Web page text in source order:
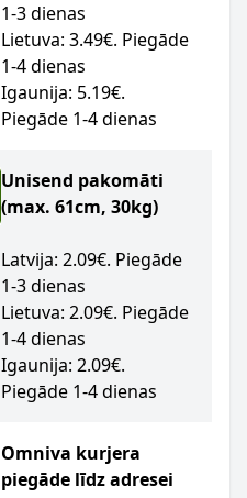
1-3 dienas
Lietuva: 3.49€. Piegāde
1-4 dienas
Igaunija: 5.19€.
Piegāde 1-4 dienas
Unisend pakomāti
(max. 61cm, 30kg)
Latvija: 2.09€. Piegāde
1-3 dienas
Lietuva: 2.09€. Piegāde
1-4 dienas
Igaunija: 2.09€.
Piegāde 1-4 dienas
Omniva kurjera
piegāde līdz adresei